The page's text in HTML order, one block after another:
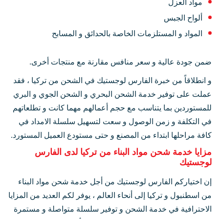
ألواح الجبس
المواد و المستلزمات الخاصة بالحدائق و المسابح
ضمن جودة عالية و سعر منافس مقارنة مع منتجات أخرى.
و انطلاقاً من خبرة الفارس لوجستيك في الشحن من تركيا ، فقد
عملت على توفير خدمة الشحن البحري و الشحن الجوي و البري
للمستوردين بما يتناسب مع حجم أعمالهم مهما كانت و تطلعاتهم
في التكلفة و زمن الوصول و سعت لتسهيل سلسلة الامداد في
كافة مراحلها ابتداء من المصنع و حتى مستودع العميل المستورد.
مزايا خدمة شحن مواد البناء من تركيا لدى الفارس
لوجستيك
إن اختياركم الفارس لوجستيك من أجل خدمة شحن مواد البناء
من اسطنبول و تركيا إلى أنحاء العالم ، يوفر لكم العديد من المزايا
الاحترافية في خدمة الشحن و توفير سلسلة متواصلة و مستمرة